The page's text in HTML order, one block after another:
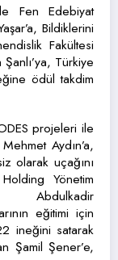
Fen Edebiyat
Bildiklerini
Fakültesi
Türkiye
ödül takdim
projeleri ile
Aydın’a,
olarak uçağını
Yönetim
Abdulkadir
eğitimi için
ineğini satarak
Şamil Şener’e,